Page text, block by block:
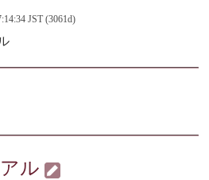
JST (3061d)
ル